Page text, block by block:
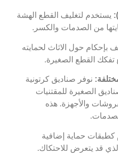
يستخدم لتغليف القطع الهشة
من الصدمات والكسر.
بإحكام حول الاثاث لحمايته
تفكك القطع الصغيرة.
نوفر صناديق كرتونية
الصغيرة للمقتنيات
والأجهزة. هذه
حماية إضافية
قد يتعرض للاحتكاك.